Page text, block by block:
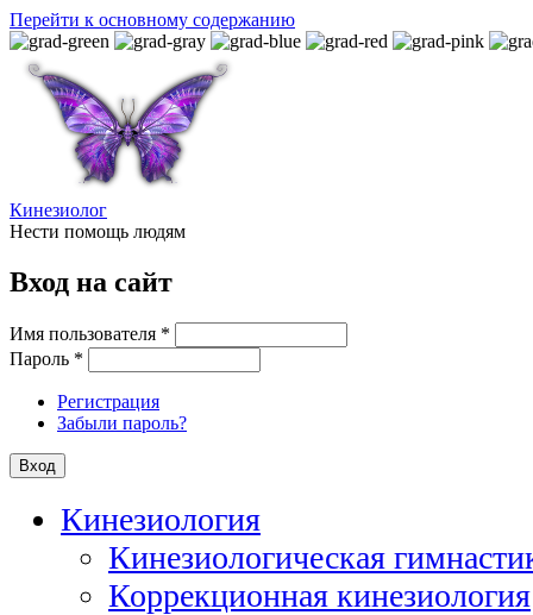
Перейти к основному содержанию
Кинезиолог
Нести помощь людям
Вход на сайт
Имя пользователя *
Пароль *
Регистрация
Забыли пароль?
Кинезиология
Кинезиологическая
Коррекционная кинезиология